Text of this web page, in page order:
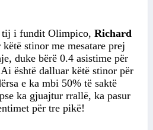
tij i fundit Olimpico, Richard
stinor me mesatare prej
duke bërë 0.4 asistime për
është dalluar këtë stinor për
e ka mbi 50% të saktë
ka gjuajtur rrallë, ka pasur
për tre pikë!